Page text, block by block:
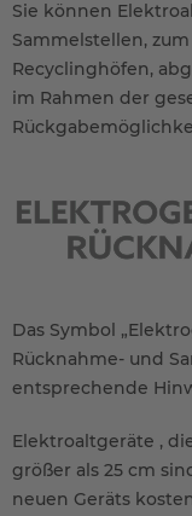
Sie können
Sammelstellen,
Recyclinghöfen,
im Rahmen der
Das Symbol
Rücknahme- und
entsprechende
Elektroaltgeräte ,
größer als 25 cm
neuen Geräts